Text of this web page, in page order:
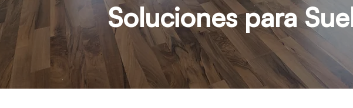
Soluciones para